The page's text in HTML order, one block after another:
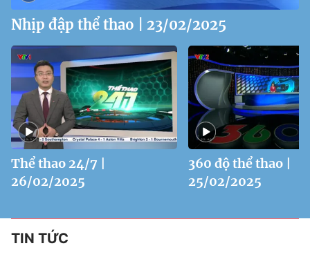
Nhịp đập thể thao | 23/02/2025
Thể thao 24/7 |
26/02/2025
360 độ thể thao |
25/02/2025
TIN TỨC